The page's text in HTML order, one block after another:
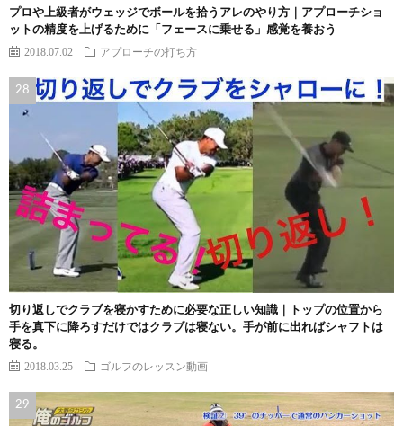
プロや上級者がウェッジでボールを拾うアレのやり方｜アプローチショ
ットの精度を上げるために「フェースに乗せる」感覚を養おう
2018.07.02 アプローチの打ち方
切り返しでクラブを寝かすために必要な正しい知識｜トップの位置から
手を真下に降ろすだけではクラブは寝ない。手が前に出ればシャフトは
寝る。
2018.03.25 ゴルフのレッスン動画